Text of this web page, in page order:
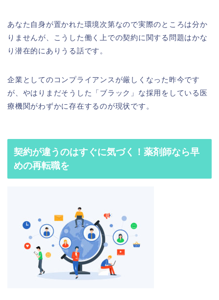
あなた自身が置かれた環境次第なので実際のところは分か
りませんが、こうした働く上での契約に関する問題はかな
り潜在的にありうる話です。
企業としてのコンプライアンスが厳しくなった昨今です
が、やはりまだそうした「ブラック」な採用をしている医
療機関がわずかに存在するのが現状です。
契約が違うのはすぐに気づく！薬剤師なら早
めの再転職を